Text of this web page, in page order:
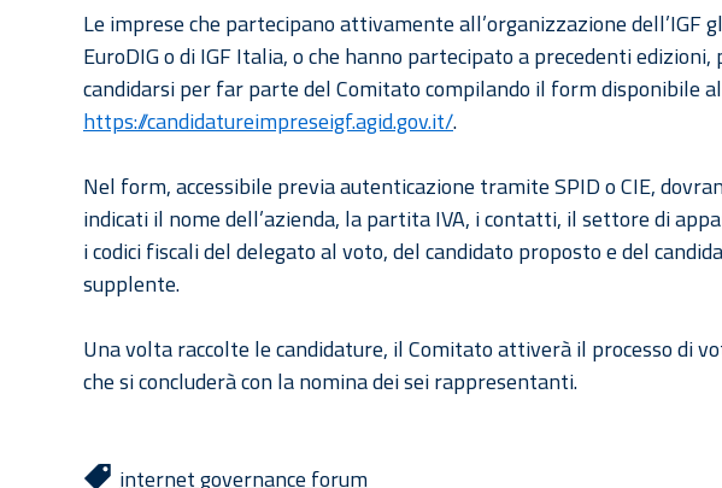
Le imprese che partecipano attivamente all’organizzazione dell’IGF
EuroDIG o di IGF Italia, o che hanno partecipato a precedenti edizioni,
candidarsi per far parte del Comitato compilando il form disponibile
https://candidatureimpreseigf.agid.gov.it/.
Nel form, accessibile previa autenticazione tramite SPID o CIE,
indicati il nome dell’azienda, la partita IVA, i contatti, il settore di
i codici fiscali del delegato al voto, del candidato proposto e del
supplente.
Una volta raccolte le candidature, il Comitato attiverà il processo di
che si concluderà con la nomina dei sei rappresentanti.
internet governance forum